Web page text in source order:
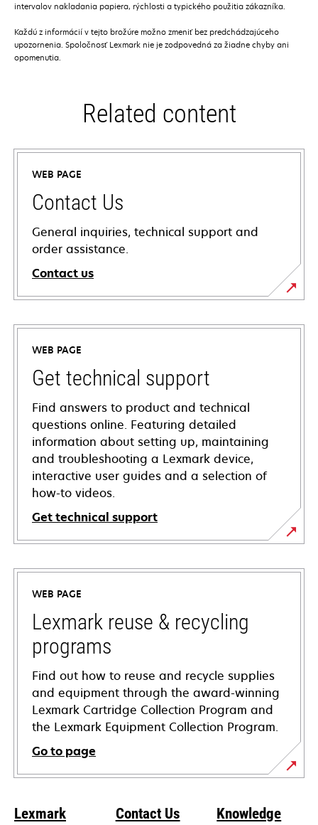
intervalov nakladania papiera, rýchlosti a typického použitia zákazníka.
Každú z informácií v tejto brožúre možno zmeniť bez predchádzajúceho
upozornenia. Spoločnosť Lexmark nie je zodpovedná za žiadne chyby ani
opomenutia.
Related content
WEB PAGE
Contact Us
General inquiries, technical support and
order assistance.
Contact us
WEB PAGE
Get technical support
Find answers to product and technical
questions online. Featuring detailed
information about setting up, maintaining
and troubleshooting a Lexmark device,
interactive user guides and a selection of
how-to videos.
Get technical support
opens
in
new
tab
WEB PAGE
Lexmark reuse & recycling
programs
Find out how to reuse and recycle supplies
and equipment through the award-winning
Lexmark Cartridge Collection Program and
the Lexmark Equipment Collection Program.
Go to page
Lexmark Contact Us Knowledge